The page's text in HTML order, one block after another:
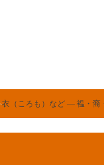
›衣（ころも）など — 褞・裔